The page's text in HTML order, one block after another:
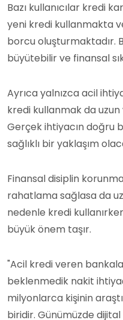
Bazı kullanıcılar kredi
yeni kredi kullanmakta
borcu oluşturmaktadır.
büyütebilir ve finansal
Ayrıca yalnızca acil
kredi kullanmak da
Gerçek ihtiyacın doğru
sağlıklı bir yaklaşım
Finansal disiplin
rahatlama sağlasa da
nedenle kredi
büyük önem taşır.
"Acil kredi veren
beklenmedik nakit
milyonlarca kişinin
biridir. Günümüzde dijital